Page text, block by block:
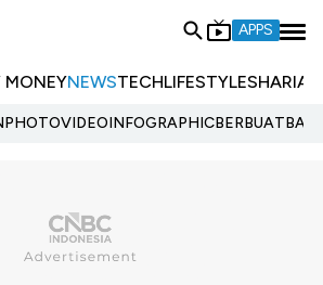
APPS
MONEYNEWSTECHLIFESTYLESHARIA
PHOTOVIDEOINFOGRAPHIC